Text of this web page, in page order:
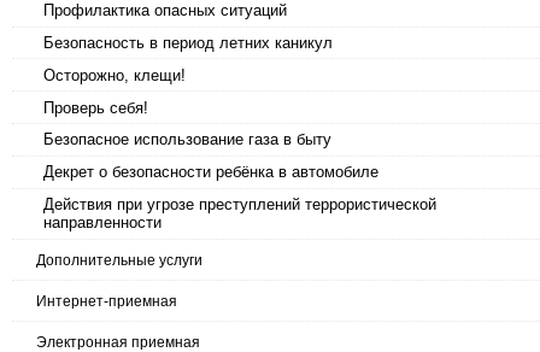
Профилактика опасных ситуаций
Безопасность в период летних каникул
Осторожно, клещи!
Проверь себя!
Безопасное использование газа в быту
Декрет о безопасности ребёнка в автомобиле
Действия при угрозе преступлений террористической
направленности
Дополнительные услуги
Интернет-приемная
Электронная приемная